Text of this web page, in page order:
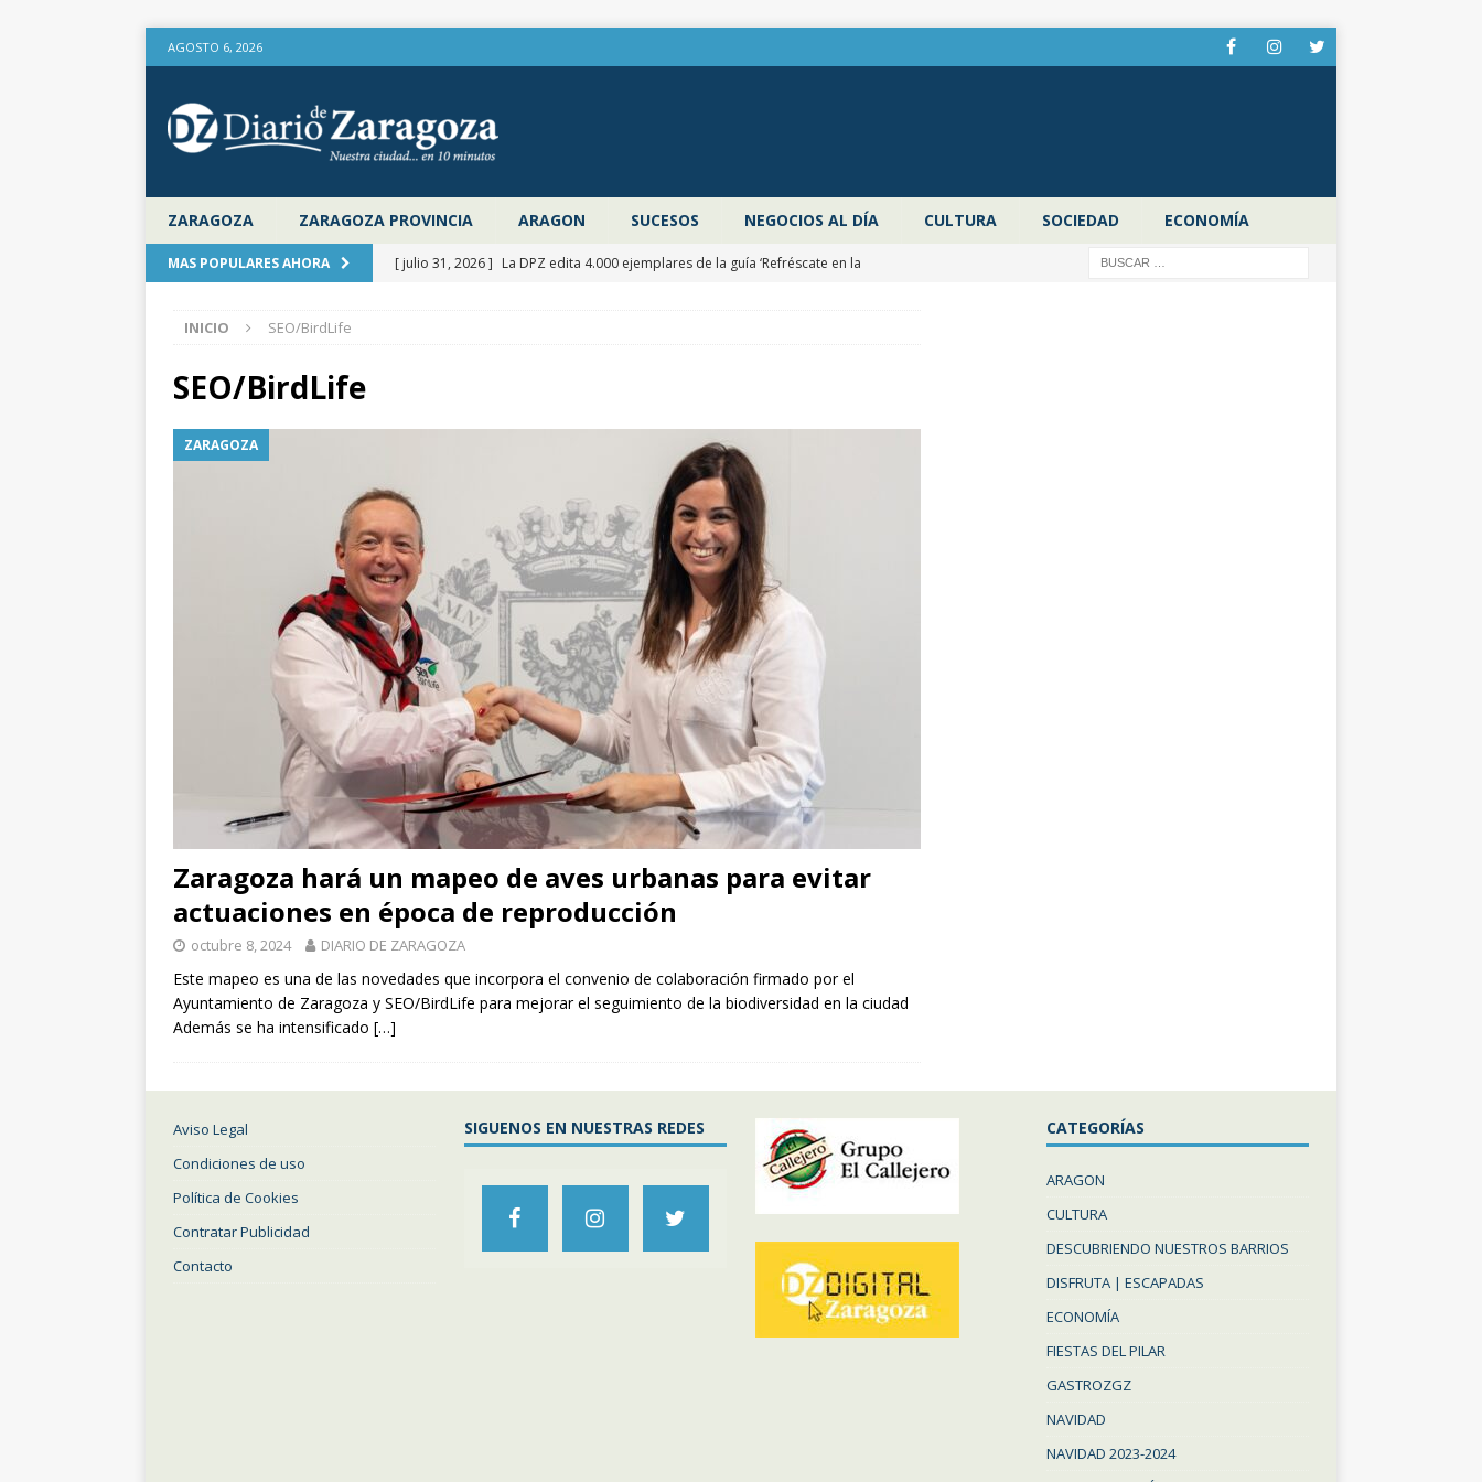
AGOSTO 6, 2026
ZARAGOZA ZARAGOZA PROVINCIA ARAGON SUCESOS NEGOCIOS AL DÍA CULTURA SOCIEDAD ECONOMÍA
MAS POPULARES AHORA [ julio 31, 2026 ] La DPZ edita 4.000 ejemplares de la guía ‘Refréscate en la
Zaragoza congela un año más los impuestos municipales y
actualiza al IPC las tasas de residuos y abastecimiento de agua
[ julio 31, 2026 ]
La Diputación de Zaragoza finaliza la restauración de la capilla
de Santiago de la catedral de Tarazona tras una inversión de 304.000 euros
ZARAGOZA PROVINCIA
[ julio 31, 2026 ]
La Policía Nacional detiene a tres jóvenes a los que
interceptaron poco después de robar en el interior de más de media docena de
vehículos
ZARAGOZA
INICIO SEO/BirdLife
SEO/BirdLife
ZARAGOZA
Zaragoza hará un mapeo de aves urbanas para evitar
actuaciones en época de reproducción
octubre 8, 2024 DIARIO DE ZARAGOZA
Este mapeo es una de las novedades que incorpora el convenio de colaboración firmado por el
Ayuntamiento de Zaragoza y SEO/BirdLife para mejorar el seguimiento de la biodiversidad en la ciudad
Además se ha intensificado […]
Aviso Legal
Condiciones de uso
Política de Cookies
Contratar Publicidad
Contacto
SIGUENOS EN NUESTRAS REDES CATEGORÍAS
ARAGON
CULTURA
DESCUBRIENDO NUESTROS BARRIOS
DISFRUTA | ESCAPADAS
ECONOMÍA
FIESTAS DEL PILAR
GASTROZGZ
NAVIDAD
NAVIDAD 2023-2024